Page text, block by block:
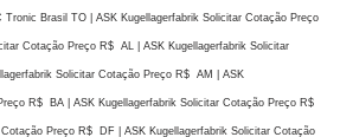
Brasil TO | ASK Kugellagerfabrik Solicitar Cotação Preço
Cotação Preço R$ AL | ASK Kugellagerfabrik Solicitar
Solicitar Cotação Preço R$ AM | ASK
R$ BA | ASK Kugellagerfabrik Solicitar Cotação Preço R$
Preço R$ DF | ASK Kugellagerfabrik Solicitar Cotação